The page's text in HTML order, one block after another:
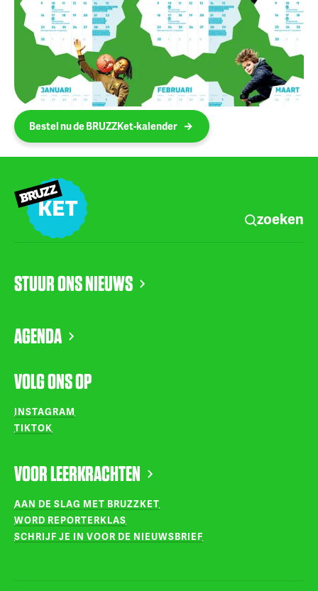
Bestel nu de BRUZZKet-kalender
zoeken
STUUR ONS NIEUWS
AGENDA
VOLG ONS OP
INSTAGRAM
TIKTOK
VOOR LEERKRACHTEN
AAN DE SLAG MET BRUZZKET
WORD REPORTERKLAS
SCHRIJF JE IN VOOR DE NIEUWSBRIEF